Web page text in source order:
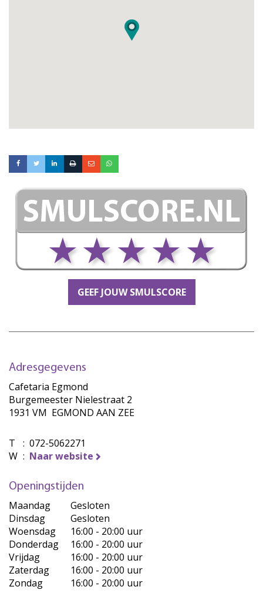
GEEF JOUW SMULSCORE
Adresgegevens
Cafetaria Egmond
Burgemeester Nielestraat 2
1931 VM EGMOND AAN ZEE
T : 072-5062271
W : Naar website
Openingstijden
Maandag
Gesloten
Dinsdag
Gesloten
Woensdag
16:00 - 20:00 uur
Donderdag
16:00 - 20:00 uur
Vrijdag
16:00 - 20:00 uur
Zaterdag
16:00 - 20:00 uur
Zondag
16:00 - 20:00 uur